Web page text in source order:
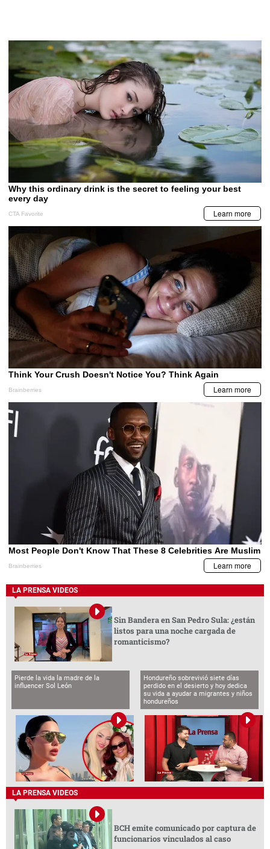
LA PRENSA VIDEOS
Sin Bandera en San Pedro Sula: ¿están
listos para una noche cargada de
romanticismo?
Pierde la vida la madre de la
influencer Sol León
Hondureño sobrevivió siete días
perdido en el desierto y hoy dedica
su vida a ayudar a migrantes y niños
hondureños
LA PRENSA VIDEOS
BCH emite comunicado por captura de
funcionarios vinculados al caso